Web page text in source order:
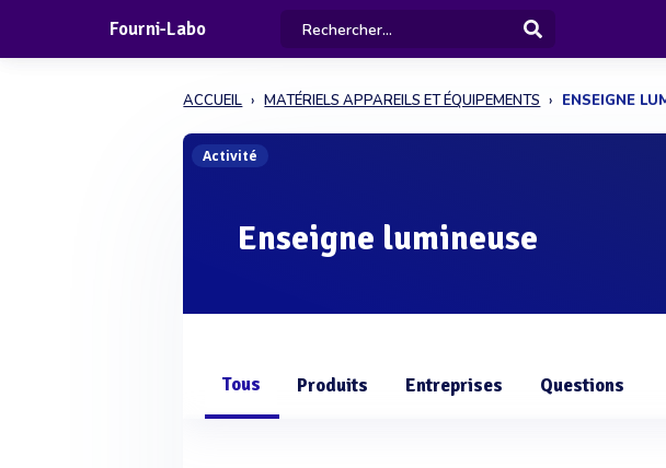
Fourni-Labo
ACCUEIL MATÉRIELS APPAREILS ET ÉQUIPEMENTS ENSEIGNE
Activité
Enseigne lumineuse
Tous Produits Entreprises Questions